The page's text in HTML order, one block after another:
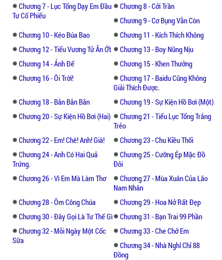
Chương 7 - Lục Tổng Dạy Em Đầu
Tư Cổ Phiếu
Chương 8 - Cởi Trần
Chương 9 - Cơ Bụng Vẫn Còn
Chương 10 - Kéo Búa Bao
Chương 11 - Kích Thích Không
Chương 12 - Tiểu Vương Tử Ăn Ớt
Chương 13 - Boy Nũng Nịu
Chương 14 - Ảnh Đế
Chương 15 - Khen Thưởng
Chương 16 - Ôi Trời!
Chương 17 - Baidu Cũng Không
Giải Thích Được.
Chương 18 - Bắn Bắn Bắn
Chương 19 - Sự Kiện Hồ Bơi (Một)
Chương 20 - Sự Kiện Hồ Bơi (Hai)
Chương 21 - Tiểu Lục Tổng Trắng
Trẻo
Chương 22 - Em! Chê! Anh! Già!
Chương 23 - Chu Kiều Thối
Chương 24 - Anh Có Hai Quả
Trứng.
Chương 25 - Cưỡng Ép Mặc Đồ
Đôi
Chương 26 - Vì Em Mà Làm Thơ
Chương 27 - Mùa Xuân Của Lão
Nam Nhân
Chương 28 - Ôm Công Chúa
Chương 29 - Hoa Nở Rất Đẹp
Chương 30 - Đây Gọi Là Tư Thế Gì
Chương 31 - Bạn Trai 99 Phần
Chương 32 - Mỗi Ngày Một Cốc
Sữa
Chương 33 - Che Chở Em
Chương 34 - Nhà Nghỉ Chỉ 88
Đồng